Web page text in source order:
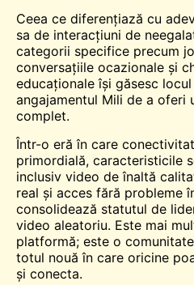
Ceea ce diferențiază cu
sa de interacțiuni de
categorii specifice precum
conversațiile ocazionale și
educaționale își găsesc
angajamentul Mili de a oferi
complet.
Într-o eră în care
primordială, caracteristicile
inclusiv video de înaltă
real și acces fără probleme
consolidează statutul de
video aleatoriu. Este mai
platformă; este o
totul nouă în care oricine
și conecta.